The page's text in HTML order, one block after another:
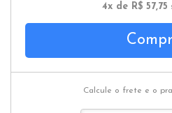
4x de R$ 57,75
Calcule o frete e o